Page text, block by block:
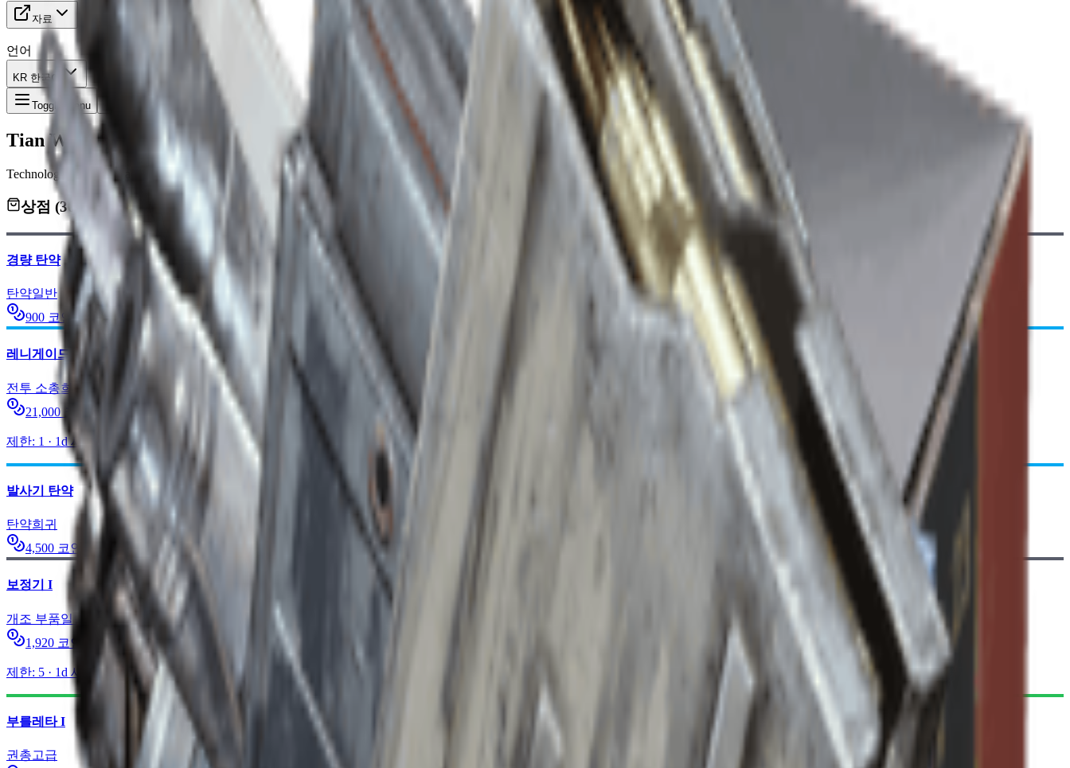
자료
언어
KR 한국어
Toggle Menu Tian Wen
Tian Wen
Technology expert and advanced equipment dealer.
상점 (30
경량 탄약
탄약일반
900 코인
레니게이드 I
전투 소총희귀
21,000
제한: 1 · 1d 새로고침
발사기 탄약
탄약희귀
4,500 코인
보정기 I
개조 부품일반
1,920 코인
제한: 5 · 1d 새로고침
부를레타 I
권총고급